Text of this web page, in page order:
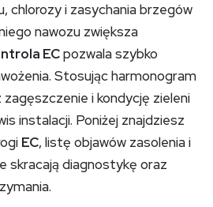
chlorozy i zasychania brzegów
nawozu zwiększa
ECpozwala szybko
Stosując harmonogram
i kondycję zieleni
instalacji. Poniżej znajdziesz
EC, listę objawów zasolenia i
skracają diagnostykę oraz